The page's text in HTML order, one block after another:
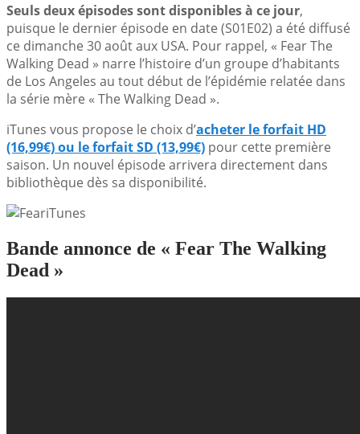
Seuls deux épisodes sont disponibles à ce jour,
puisque le dernier épisode en date (S01E02) a été diffusé
ce dimanche 30 août aux USA. Pour rappel, « Fear The
Walking Dead » narre l’histoire d’un groupe d’habitants
de Los Angeles au tout début de l’épidémie relatée dans
la série mère « The Walking Dead ».
iTunes vous propose le choix d’acheter le forfait HD
(16,99€) ou le forfait SD (13,99€) pour cette première
saison. Un nouvel épisode arrivera directement dans
bibliothèque dès sa disponibilité.
Bande annonce de « Fear The Walking
Dead »